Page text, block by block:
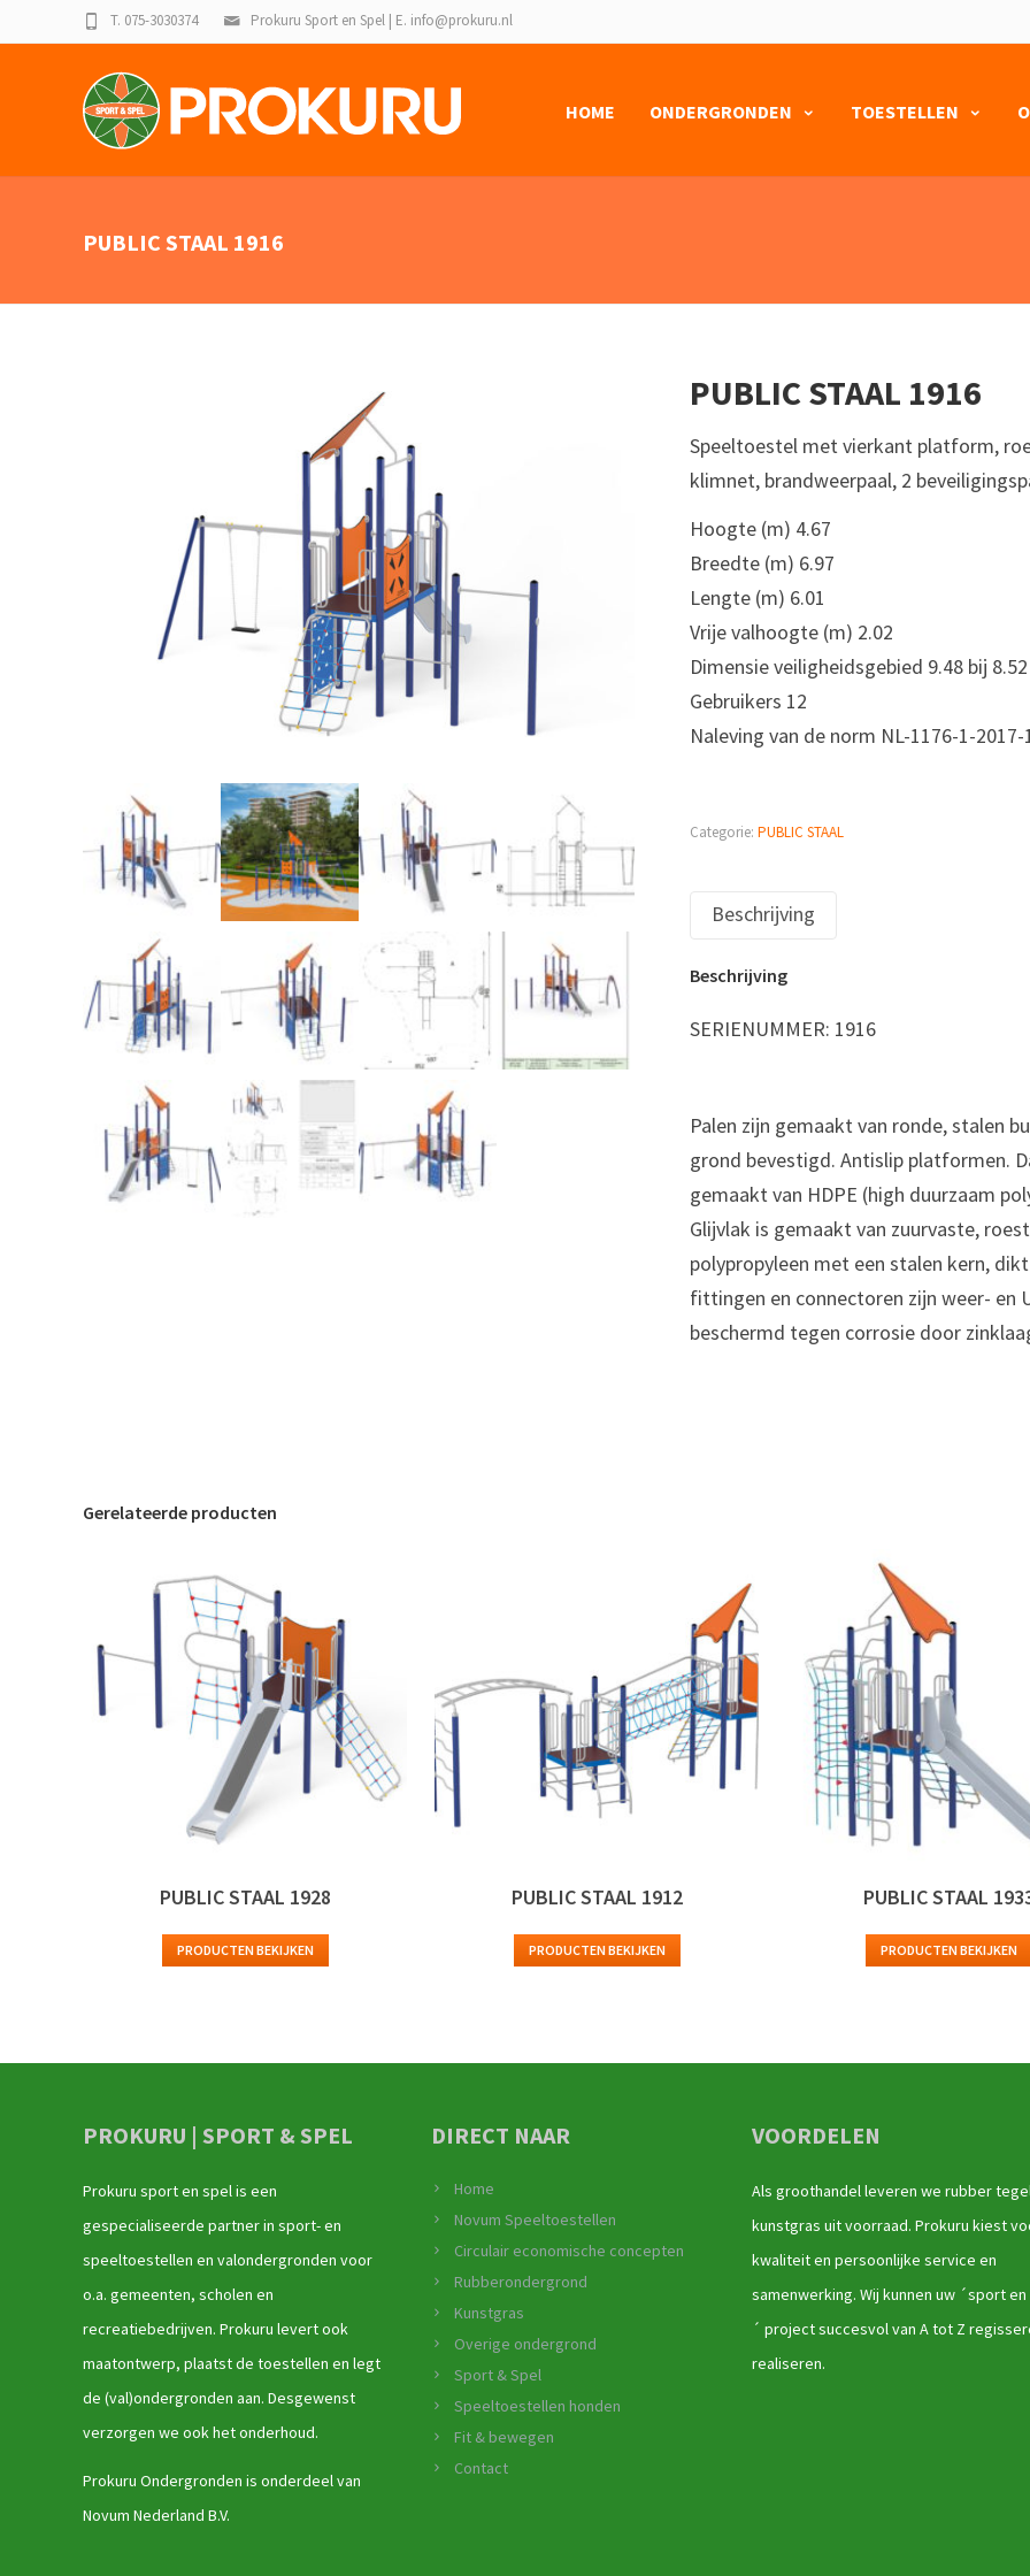
Prokuru Sport en Spel | E. info@prokuru.nl
T. 075-3030374
HOME ONDERGRONDEN TOESTELLEN
PUBLIC STAAL 1916
PUBLIC STAAL 1916
‎‎‎‎‎‎‎‎‎‎‎Speeltoestel met vierkant platform,
klimnet, brandweerpaal, 2
Hoogte (m)‎ 4.67
‎Breedte (m)‎ 6.97
‎Lengte (m)‎ 6.01
‎Vrije valhoogte (m)‎ 2.02
‎Dimensie veiligheidsgebied‎ 9.48 bij 8.52
‎Gebruikers 12
‎Naleving van de norm‎ ‎NL-1176‎-1-2017-
Categorie: PUBLIC STAAL
Beschrijving
Beschrijving
SERIENUMMER: 1916
Palen zijn gemaakt van ronde, stalen
grond bevestigd. Antislip platformen.
gemaakt van HDPE (high duurzaam
Glijvlak is gemaakt van zuurvaste,
polypropyleen met een stalen kern,
fittingen en connectoren zijn weer- en
beschermd tegen corrosie door
Gerelateerde producten
PUBLIC STAAL 1928
PRODUCTEN BEKIJKEN
PUBLIC STAAL 1912
PRODUCTEN BEKIJKEN
PUBLIC STAAL
PRODUCTEN BEKIJKEN
PROKURU | SPORT & SPEL
Prokuru sport en spel is een
gespecialiseerde partner in sport- en
speeltoestellen en valondergronden voor
o.a. gemeenten, scholen en
recreatiebedrijven. Prokuru levert ook
maatontwerp, plaatst de toestellen en legt
de (val)ondergronden aan. Desgewenst
verzorgen we ook het onderhoud.
Prokuru Ondergronden is onderdeel van
Novum Nederland B.V.
DIRECT NAAR
Home
Novum Speeltoestellen
Circulair economische concepten
Rubberondergrond
Kunstgras
Overige ondergrond
Sport & Spel
Speeltoestellen honden
Fit & bewegen
Contact
VOORDELEN
Als groothandel leveren we rubber
kunstgras uit voorraad. Prokuru kiest
kwaliteit en persoonlijke service en
samenwerking. Wij kunnen uw ´sport
´ project succesvol van A tot Z
realiseren.